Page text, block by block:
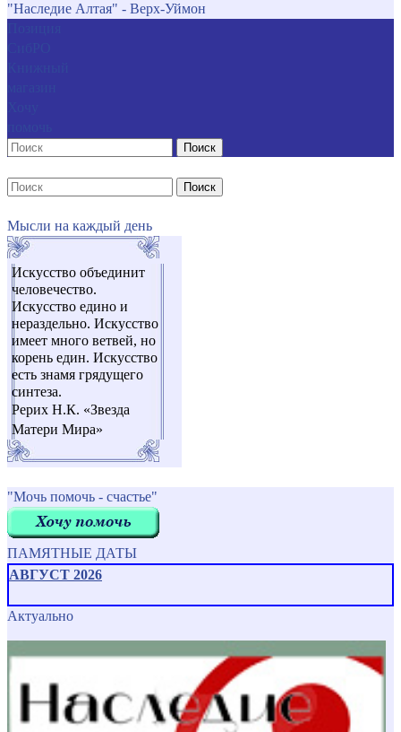
"Наследие Алтая" - Верх-Уймон
Поиск
Поиск
Мысли на каждый день
Искусство объединит
человечество.
Искусство едино и
нераздельно. Искусство
имеет много ветвей, но
корень един. Искусство
есть знамя грядущего
синтеза.
Рерих Н.К. «Звезда
Матери Мира»
"Мочь помочь - счастье"
ПАМЯТНЫЕ ДАТЫ
АВГУСТ 2026
Актуально